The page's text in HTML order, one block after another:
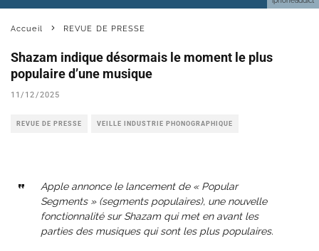
Accueil REVUE DE PRESSE
Shazam indique désormais le moment le plus
populaire d’une musique
11/12/2025
REVUE DE PRESSE VEILLE INDUSTRIE PHONOGRAPHIQUE
Apple annonce le lancement de « Popular
Segments » (segments populaires), une nouvelle
fonctionnalité sur Shazam qui met en avant les
parties des musiques qui sont les plus populaires.